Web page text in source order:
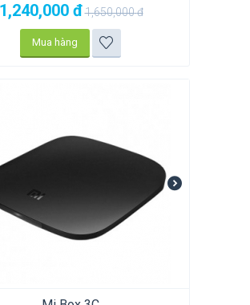
1,240,000 đ1,650,000đ
Mua hàng